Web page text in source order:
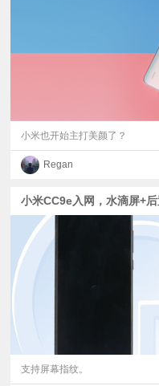
小米也开始主打美颜了？
Regan
小米CC9e入网，水滴屏+
支持屏幕指纹。